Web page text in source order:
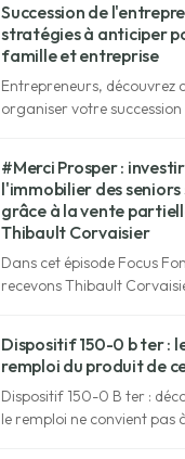
Succession de
stratégies à anticiper
famille et entreprise
Entrepreneurs, découvrez
organiser votre
expliquées simplement.
#Merci Prosper :
l'immobilier des seniors
grâce à la vente
Thibault Corvaisier
Dans cet épisode Focus
recevons Thibault
à la vente partielle
Dispositif 150-0 b ter :
remploi du produit de
Dispositif 150-0 B ter :
le remploi ne convient pas